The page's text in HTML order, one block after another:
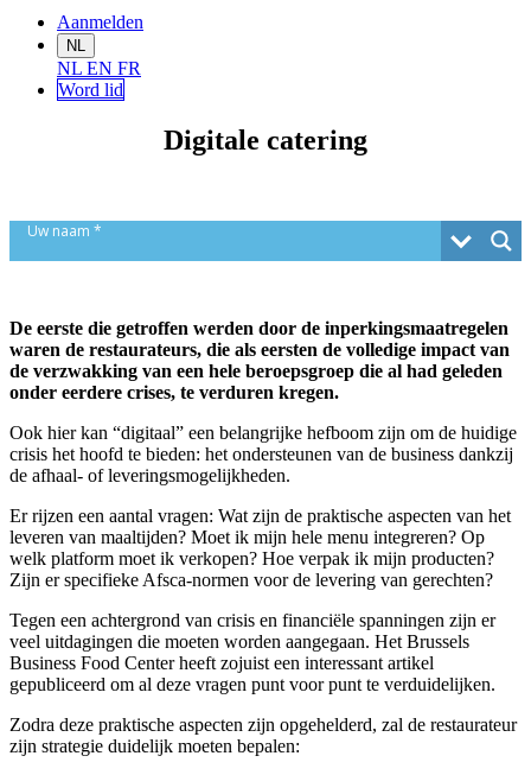
Aanmelden
NL
NL EN FR
Word lid
Digitale catering
Uw naam *
Uw e-mailadres*
Uw bedrijf
Onderwerp*
Uw vraag*
De eerste die getroffen werden door de inperkingsmaatregelen
waren de restaurateurs, die als eersten de volledige impact van
de verzwakking van een hele beroepsgroep die al had geleden
onder eerdere crises, te verduren kregen.
Ook hier kan “digitaal” een belangrijke hefboom zijn om de huidige
crisis het hoofd te bieden: het ondersteunen van de business dankzij
de afhaal- of leveringsmogelijkheden.
Er rijzen een aantal vragen: Wat zijn de praktische aspecten van het
leveren van maaltijden? Moet ik mijn hele menu integreren? Op
welk platform moet ik verkopen? Hoe verpak ik mijn producten?
Zijn er specifieke Afsca-normen voor de levering van gerechten?
Tegen een achtergrond van crisis en financiële spanningen zijn er
veel uitdagingen die moeten worden aangegaan. Het Brussels
Business Food Center heeft zojuist een interessant artikel
gepubliceerd om al deze vragen punt voor punt te verduidelijken.
Zodra deze praktische aspecten zijn opgehelderd, zal de restaurateur
zijn strategie duidelijk moeten bepalen: